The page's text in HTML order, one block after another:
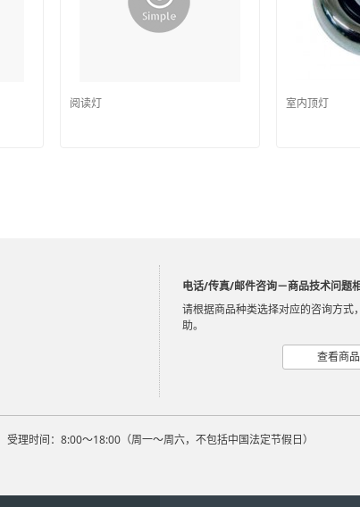
阅读灯 室内顶灯
电话/传真/邮件咨询－商品技术问题
请根据商品种类选择对应的咨询方
助。
查看商
受理时间：8:00～18:00（周一～周六，不包括中国法定节假日）